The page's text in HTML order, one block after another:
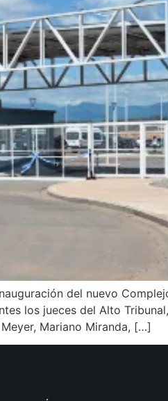
del nuevo
los jueces del Alto
Mariano Miranda, […]